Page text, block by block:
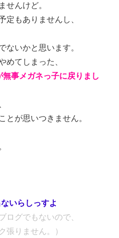
せんけど。
定もありませんし、
ないかと思います。
めてしまった、
無事メガネっ子に戻りまし
とが思いつきません。
いらしっすよ
ログでもないので、
りません。）